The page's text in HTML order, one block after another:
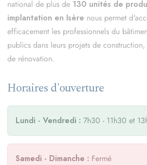
national de plus de 130 unités de
implantation en Isère nous permet
efficacement les professionnels du
publics dans leurs projets de
de rénovation.
Horaires d'ouverture
Lundi - Vendredi : 7h30 - 11h30 et
Samedi - Dimanche : Fermé